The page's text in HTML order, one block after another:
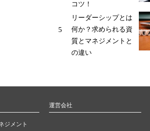
コツ！
リーダーシップとは
何か？求められる資
質とマネジメントと
の違い
ジメント
運営会社